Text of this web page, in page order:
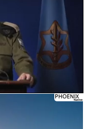
Отмена